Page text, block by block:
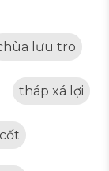
lưu tro
tháp xá lợi